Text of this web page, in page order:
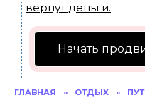
вернут деньги.
Начать
ГЛАВНАЯ » ОТДЫХ »